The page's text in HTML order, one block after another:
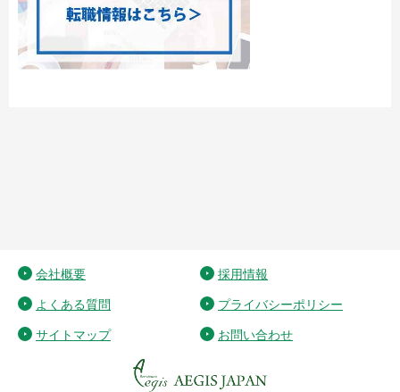
会社概要 採用情報
よくある質問 プライバシーポリシー
サイトマップ お問い合わせ